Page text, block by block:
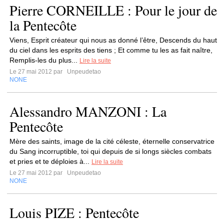
Pierre CORNEILLE : Pour le jour de
la Pentecôte
Viens, Esprit créateur qui nous as donné l’être, Descends du haut
du ciel dans les esprits des tiens ; Et comme tu les as fait naître,
Remplis-les du plus...
Lire la suite
Le 27 mai 2012 par
Unpeudetao
NONE
Alessandro MANZONI : La
Pentecôte
Mère des saints, image de la cité céleste, éternelle conservatrice
du Sang incorruptible, toi qui depuis de si longs siècles combats
et pries et te déploies à...
Lire la suite
Le 27 mai 2012 par
Unpeudetao
NONE
Louis PIZE : Pentecôte